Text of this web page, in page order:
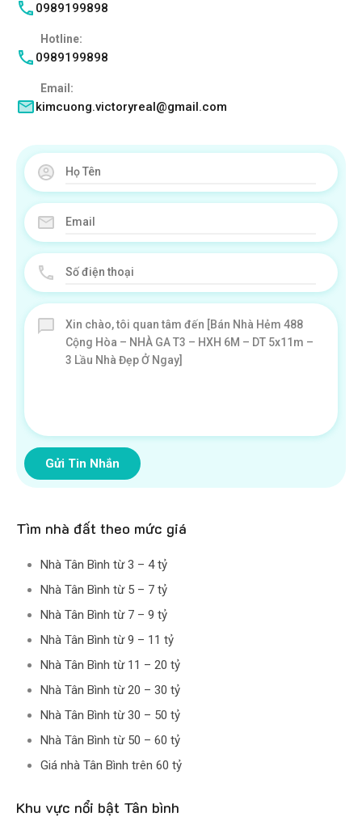
0989199898
Hotline:
0989199898
Email:
kimcuong.victoryreal@gmail.com
Gửi Tin Nhắn
Tìm nhà đất theo mức giá
Nhà Tân Bình từ 3 – 4 tỷ
Nhà Tân Bình từ 5 – 7 tỷ
Nhà Tân Bình từ 7 – 9 tỷ
Nhà Tân Bình từ 9 – 11 tỷ
Nhà Tân Bình từ 11 – 20 tỷ
Nhà Tân Bình từ 20 – 30 tỷ
Nhà Tân Bình từ 30 – 50 tỷ
Nhà Tân Bình từ 50 – 60 tỷ
Giá nhà Tân Bình trên 60 tỷ
Khu vực nổi bật Tân bình